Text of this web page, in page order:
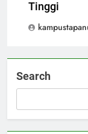
Tinggi
Search